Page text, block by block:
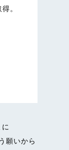
。
願いから